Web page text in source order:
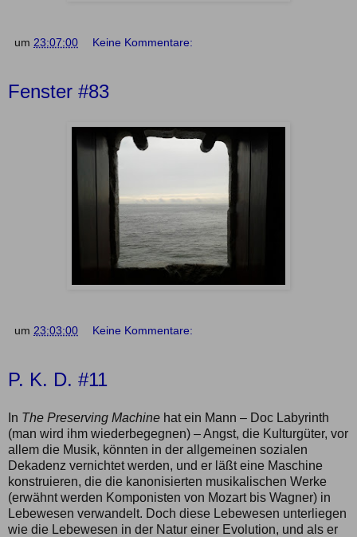
um 23:07:00 Keine Kommentare:
Fenster #83
um 23:03:00 Keine Kommentare:
P. K. D. #11
In The Preserving Machine hat ein Mann – Doc Labyrinth
(man wird ihm wiederbegegnen) – Angst, die Kulturgüter, vor
allem die Musik, könnten in der allgemeinen sozialen
Dekadenz vernichtet werden, und er läßt eine Maschine
konstruieren, die die kanonisierten musikalischen Werke
(erwähnt werden Komponisten von Mozart bis Wagner) in
Lebewesen verwandelt. Doch diese Lebewesen unterliegen
wie die Lebewesen in der Natur einer Evolution, und als er